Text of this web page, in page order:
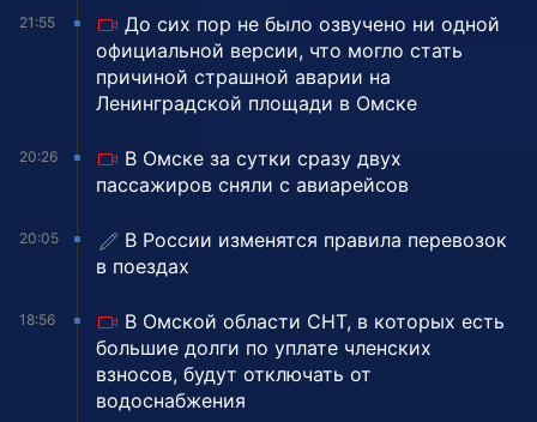
21:55
До сих пор не было озвучено ни одной
официальной версии, что могло стать
причиной страшной аварии на
Ленинградской площади в Омске
20:26
В Омске за сутки сразу двух
пассажиров сняли с авиарейсов
20:05
В России изменятся правила перевозок
в поездах
18:56
В Омской области СНТ, в которых есть
большие долги по уплате членских
взносов, будут отключать от
водоснабжения